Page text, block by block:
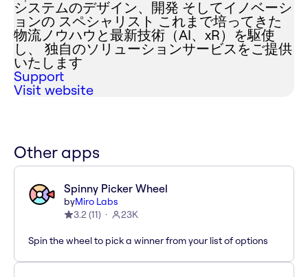
システムのデザイン、開発 そしてイノベーシ
ョンの スペシャリスト これまで培ってきた
物流ノウハウと最新技術（AI、xR）を駆使
し、 独自のソリューションサービスをご提供
いたします
Support
Visit website
Other apps
Spinny Picker Wheel
byMiro Labs
3.2(11) 23K
Spin the wheel to pick a winner from your list of options